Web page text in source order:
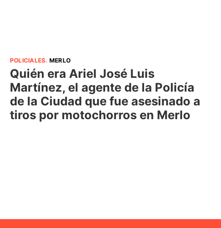
POLICIALES. MERLO
Quién era Ariel José Luis
Martínez, el agente de la Policía
de la Ciudad que fue asesinado a
tiros por motochorros en Merlo